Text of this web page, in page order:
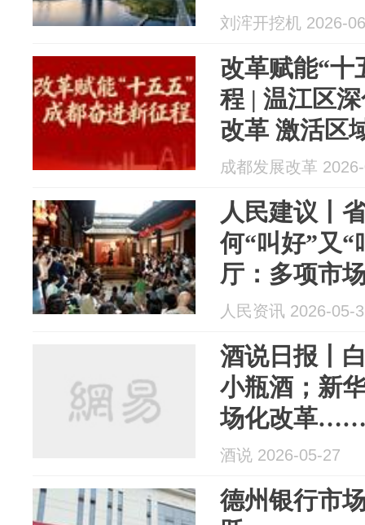
刘浶开挖机 2026-
改革赋能“十
程 | 温江区
改革 激活区
成都发展改革
人民建议丨
何“叫好”又“
厅：多项市
人民资讯 2026-05-
酒说日报丨
小瓶酒；新
场化改革
酒说 2026-05-27
德州银行市